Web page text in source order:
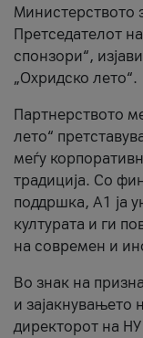
Министерството
Претседателот
спонзори“,
„Охридско лето“.
Партнерството
лето“
меѓу
традиција. Со
поддршка, A1 ја
културата и ги
на современ и
Во знак на
и зајакнувањето
директорот на